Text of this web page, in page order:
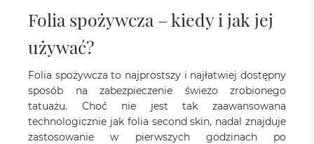
Folia spożywcza – kiedy i jak jej
używać?
Folia spożywcza to najprostszy i najłatwiej dostępny
sposób na zabezpieczenie świeżo zrobionego
tatuażu. Choć nie jest tak zaawansowana
technologicznie jak folia second skin, nadal znajduje
zastosowanie w pierwszych godzinach po